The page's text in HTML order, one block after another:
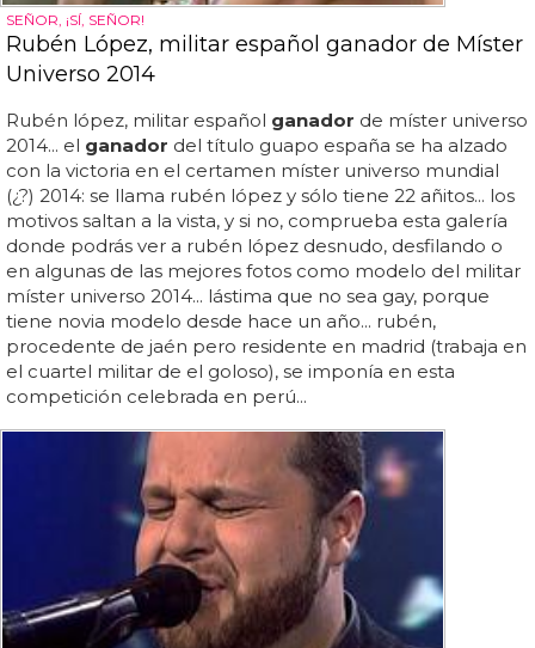
SEÑOR, ¡SÍ, SEÑOR!
Rubén López, militar español ganador de Míster
Universo 2014
Rubén lópez, militar español ganador de míster universo
2014... el ganador del título guapo españa se ha alzado
con la victoria en el certamen míster universo mundial
(¿?) 2014: se llama rubén lópez y sólo tiene 22 añitos... los
motivos saltan a la vista, y si no, comprueba esta galería
donde podrás ver a rubén lópez desnudo, desfilando o
en algunas de las mejores fotos como modelo del militar
míster universo 2014... lástima que no sea gay, porque
tiene novia modelo desde hace un año... rubén,
procedente de jaén pero residente en madrid (trabaja en
el cuartel militar de el goloso), se imponía en esta
competición celebrada en perú...